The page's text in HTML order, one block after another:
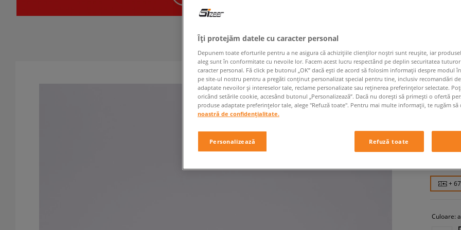
femei,
674,99
684,99
+
Culoare:
Îți protejăm datele cu caracter personal
Depunem toate eforturile pentru a ne asigura că achizițiile clienților noștri sunt reușite, iar
aleg sunt în conformitate cu nevoile lor. Facem acest lucru respectând pe deplin securitatea
caracter personal. Fă click pe butonul „OK” dacă ești de acord să folosim informații despre modul
pe site-ul nostru pentru a pregăti conținut personalizat special pentru tine, inclusiv recomandări
adaptate nevoilor și intereselor tale, reclame personalizate sau reținerea preferințelor selectate.
oricând setările cookie, accesând butonul „Personalizează”. Dacă nu dorești să primești o ofertă
produse adaptate preferințelor tale, alege "Refuză toate". Pentru mai multe informații, te rugăm să
noastră de confidențialitate.
Personalizează Refuză toate